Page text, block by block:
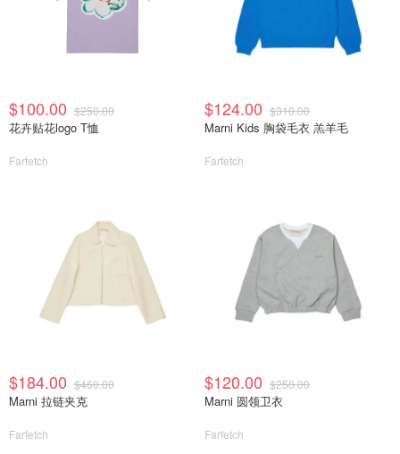
$100.00 $250.00
花卉贴花logo T恤
Farfetch
$124.00 $310.00
Marni Kids 胸袋毛衣 羔羊毛
Farfetch
$184.00 $460.00
Marni 拉链夹克
Farfetch
$120.00 $250.00
Marni 圆领卫衣
Farfetch